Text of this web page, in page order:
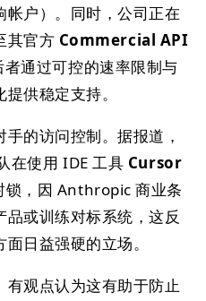
帐户）。同时，公司正在
其官方 Commercial API
者通过可控的速率限制与
供稳定支持。
的访问控制。据报道，
在使用 IDE 工具 Cursor
锁，因 Anthropic 商业条
或训练对标系统，这反
日益强硬的立场。
观点认为这有助于防止